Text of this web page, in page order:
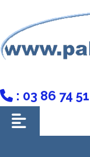
 : 03 86 74